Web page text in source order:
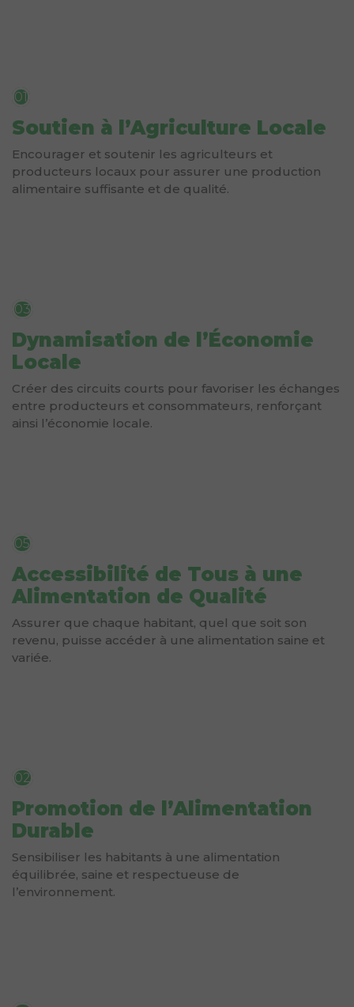
01
Soutien à l’Agriculture Locale
Encourager et soutenir les agriculteurs et
producteurs locaux pour assurer une production
alimentaire suffisante et de qualité.
03
Dynamisation de l’Économie
Locale
Créer des circuits courts pour favoriser les échanges
entre producteurs et consommateurs, renforçant
ainsi l’économie locale.
05
Accessibilité de Tous à une
Alimentation de Qualité
Assurer que chaque habitant, quel que soit son
revenu, puisse accéder à une alimentation saine et
variée.
02
Promotion de l’Alimentation
Durable
Sensibiliser les habitants à une alimentation
équilibrée, saine et respectueuse de
l’environnement.